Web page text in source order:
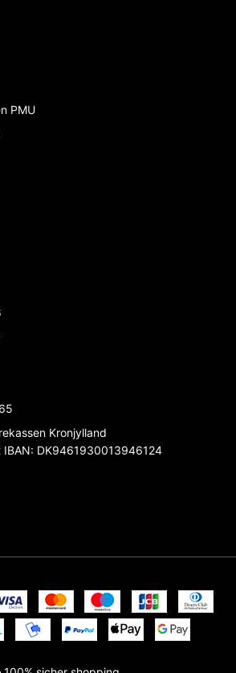
PMU
Kronjylland
IBAN: DK9461930013946124